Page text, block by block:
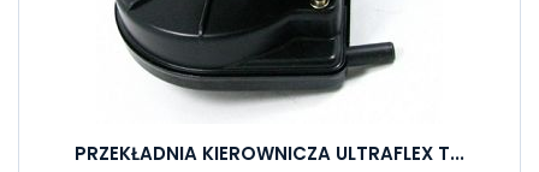
PRZEKŁADNIA KIEROWNICZA ULTRAFLEX T...